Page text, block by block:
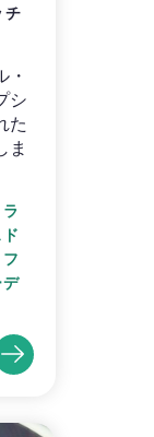
チ
シ
た
ま
デ